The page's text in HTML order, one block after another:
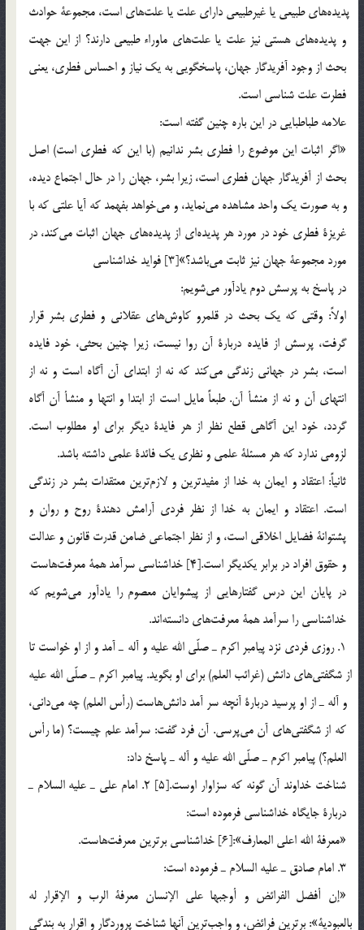
پديده‎هاي طبيعي يا غيرطبيعي داراي علت يا علت‎هاي است، مجموعة حوادث
و پديده‎هاي هستي نيز علت يا علت‎هاي ماوراء طبيعي دارند؟ از اين جهت
بحث از وجود آفريدگار جهان، پاسخگويي به يك نياز و احساس فطري، يعني
فطرت علت شناسي است.
علامه طباطبايي در اين باره چنين گفته است:
«اگر اثبات اين موضوع را فطري بشر ندانيم (با اين كه فطري است) اصل
بحث از آفريدگار جهان فطري است، زيرا بشر، جهان را در حال اجتماع ديده،
و به صورت يك واحد مشاهده مي‎نمايد، و مي‎خواهد بفهمد كه آيا علتي كه با
غريزة فطري خود در مورد هر پديده‎اي از پديده‎هاي جهان اثبات مي‎كند، در
مورد مجموعة جهان نيز ثابت مي‎باشد؟»[3] فوايد خداشناسي
در پاسخ به پرسش دوم يادآور مي‎شويم:
اولاً: وقتي كه يك بحث در قلمرو كاوش‎هاي عقلاني و فطري بشر قرار
گرفت، پرسش از فايده دربارة آن روا نيست، زيرا چنين بحثي، خود فايده
است، بشر در جهاني زندگي مي‎كند كه نه از ابتداي آن آگاه است و نه از
انتهاي آن و نه از منشأ آن. طبعاً مايل است از ابتدا و انتها و منشأ آن آگاه
گردد، خود اين آگاهي قطع نظر از هر فايدة ديگر براي او مطلوب است.
لزومي ندارد كه هر مسئلة علمي و نظري يك فائدة علمي داشته باشد.
ثانياً: اعتقاد و ايمان به خدا از مفيدترين و لازم‎ترين معتقدات بشر در زندگي
است. اعتقاد و ايمان به خدا از نظر فردي آرامش دهندة روح و روان و
پشتوانة فضايل اخلاقي است، و از نظر اجتماعي ضامن قدرت قانون و عدالت
و حقوق افراد در برابر يكديگر است.[4] خداشناسي سرآمد همة معرفت‎هاست
در پايان اين درس گفتارهايي از پيشوايان معصوم را يادآور مي‎شويم كه
خداشناسي را سرآمد همة معرفت‎هاي دانسته‎اند.
1. روزي فردي نزد پيامبر اكرم ـ صلّي الله عليه و آله ـ آمد و از او خواست تا
از شگفتي‎هاي دانش (غرائب العلم) براي او بگويد. پيامبر اكرم ـ صلّي الله عليه
و آله ـ از او پرسيد دربارة آنچه سر آمد دانش‎هاست (رأس العلم) چه مي‎داني،
كه از شگفتي‎هاي آن مي‎پرسي. آن فرد گفت: سرآمد علم چيست؟ (ما رأس
العلم؟) پيامبر اكرم ـ صلّي الله عليه و آله ـ پاسخ داد:
شناخت خداوند آن گونه كه سزاوار اوست.[5] 2. امام علي ـ عليه السلام ـ
دربارة جايگاه خداشناسي فرموده است:
«معرفة الله اعلي المعارف»:[6] خداشناسي برترين معرفت‎هاست.
3. امام صادق ـ عليه السلام ـ فرموده است:
«إن أفضل الفرائض و أوجبها علي الإنسان معرفة الرب و الإقرار له
بالعبودية»: برترين فرائض، و واجب‎ترين آنها شناخت پروردگار و اقرار به بندگي